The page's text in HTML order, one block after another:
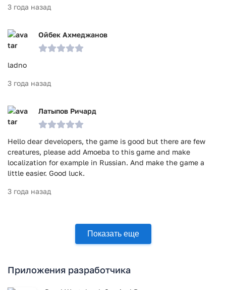
3 года назад
Ойбек Ахмеджанов
ladno
3 года назад
Латыпов Ричард
Hello dear developers, the game is good but there are few
creatures, please add Amoeba to this game and make
localization for example in Russian. And make the game a
little easier. Good luck.
3 года назад
Показать еще
Приложения разработчика